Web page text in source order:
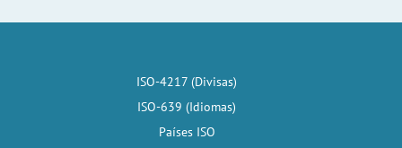
ISO-4217 (Divisas)
ISO-639 (Idiomas)
Países ISO